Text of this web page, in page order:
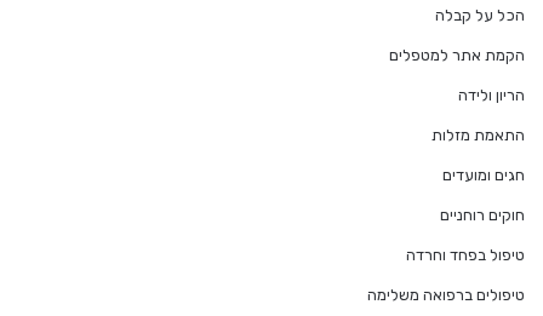
הכל על קבלה
הקמת אתר למטפלים
הריון ולידה
התאמת מזלות
חגים ומועדים
חוקים רוחניים
טיפול בפחד וחרדה
טיפולים ברפואה משלימה